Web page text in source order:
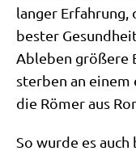
lan­ger Erfah­rung,
bester
Able­ben grö­ße­re
ster­ben an einem
die Römer aus
So wur­de es